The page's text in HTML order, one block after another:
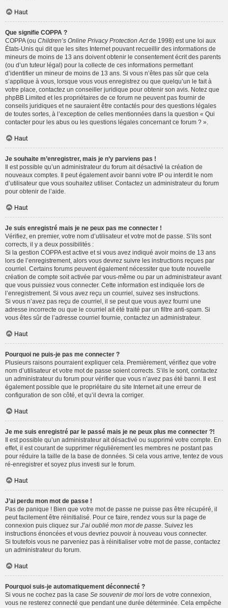
Haut
Que signifie COPPA ?
COPPA (ou Children’s Online Privacy Protection Actde 1998) est une loi aux
États-Unis qui dit que les sites Internet pouvant recueillir des informations de
mineurs de moins de 13 ans doivent obtenir le consentement écrit des parents
(ou d’un tuteur légal) pour la collecte de ces informations permettant
d’identifier un mineur de moins de 13 ans. Si vous n’êtes pas sûr que cela
s’applique à vous, lorsque vous vous enregistrez ou que quelqu’un le fait à
votre place, contactez un conseiller juridique pour obtenir son avis. Notez que
phpBB Limited et les propriétaires de ce forum ne peuvent pas fournir de
conseils juridiques et ne sauraient être contactés pour des questions légales
de toutes sortes, à l’exception de celles mentionnées dans la question « Qui
contacter pour les abus ou les questions légales concernant ce forum ? ».
Haut
Je souhaite m’enregistrer, mais je n’y parviens pas !
Il est possible qu’un administrateur du forum ait désactivé la création de
nouveaux comptes. Il peut également avoir banni votre IP ou interdit le nom
d’utilisateur que vous souhaitez utiliser. Contactez un administrateur du forum
pour obtenir de l’aide.
Haut
Je suis enregistré mais je ne peux pas me connecter !
Vérifiez, en premier, votre nom d’utilisateur et votre mot de passe. S’ils sont
corrects, il y a deux possibilités :
Si la gestion COPPA est active et si vous avez indiqué avoir moins de 13 ans
lors de l’enregistrement, alors vous devrez suivre les instructions reçues par
courriel. Certains forums peuvent également nécessiter que toute nouvelle
création de compte soit activée par vous-même ou par un administrateur avant
que vous puissiez vous connecter. Cette information est indiquée lors de
l’enregistrement. Si vous avez reçu un courriel, suivez ses instructions.
Si vous n’avez pas reçu de courriel, il se peut que vous ayez fourni une
adresse incorrecte ou que le courriel ait été traité par un filtre anti-spam. Si
vous êtes sûr de l’adresse courriel fournie, contactez un administrateur.
Haut
Pourquoi ne puis-je pas me connecter ?
Plusieurs raisons pourraient expliquer cela. Premièrement, vérifiez que votre
nom d’utilisateur et votre mot de passe soient corrects. S’ils le sont, contactez
un administrateur du forum pour vérifier que vous n’avez pas été banni. Il est
également possible que le propriétaire du site Internet ait une erreur de
configuration de son côté, et qu’il devra la corriger.
Haut
Je me suis enregistré par le passé mais je ne peux plus me connecter ?!
Il est possible qu’un administrateur ait désactivé ou supprimé votre compte. En
effet, il est courant de supprimer régulièrement les membres ne postant pas
pour réduire la taille de la base de données. Si cela vous arrive, tentez de vous
ré-enregistrer et soyez plus investi sur le forum.
Haut
J’ai perdu mon mot de passe !
Pas de panique ! Bien que votre mot de passe ne puisse pas être récupéré, il
peut facilement être réinitialisé. Pour ce faire, rendez vous sur la page de
connexion puis cliquez sur J’ai oublié mon mot de passe . Suivez les
instructions énoncées et vous devriez pouvoir à nouveau vous connecter.
Si toutefois vous ne parveniez pas à réinitialiser votre mot de passe, contactez
un administrateur du forum.
Haut
Pourquoi suis-je automatiquement déconnecté ?
Si vous ne cochez pas la case Se souvenir de moi lors de votre connexion,
vous ne resterez connecté que pendant une durée déterminée. Cela empêche